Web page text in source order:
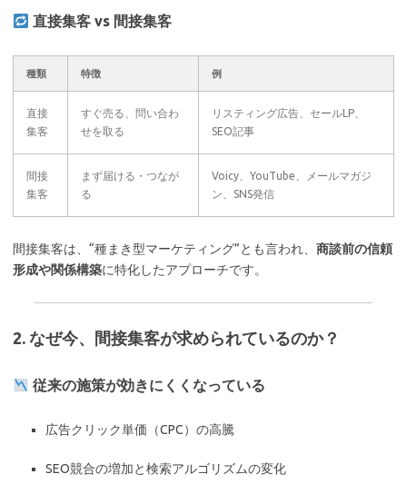
直接集客 vs 間接集客
種類 特徴 例
直接
集客
すぐ売る、問い合わ
せを取る
リスティング広告、セールLP、
SEO記事
間接
集客
まず届ける・つなが
る
Voicy、YouTube、メールマガジ
ン、SNS発信
間接集客は、“種まき型マーケティング”とも言われ、 商談前の信頼
形成や関係構築に特化したアプローチです。
2. なぜ今、間接集客が求められているのか？
従来の施策が効きにくくなっている
広告クリック単価（CPC）の高騰
SEO競合の増加と検索アルゴリズムの変化